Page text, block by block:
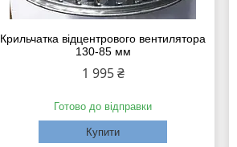
Крильчатка відцентрового вентилятора
130-85 мм
1 995 ₴
Готово до відправки
Купити